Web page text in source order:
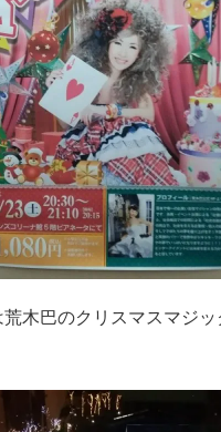
木巴のクリスマスマジ